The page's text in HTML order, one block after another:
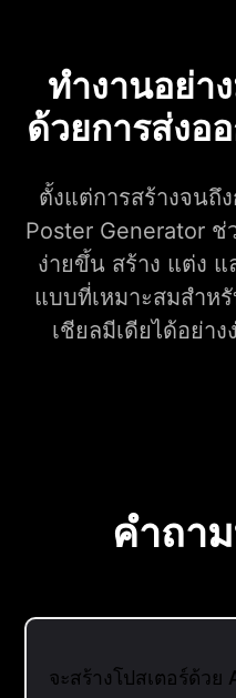
ทำงานอย่า
ด้วยการส่งอ
ตั้งแต่การสร้างจนถึ
Poster Generator
ง่ายขึ้น สร้าง แต่ง แ
แบบที่เหมาะสมสำห
เชียลมีเดียได้อย่าง
คำถา
จะสร้างโปสเตอร์ด้วย